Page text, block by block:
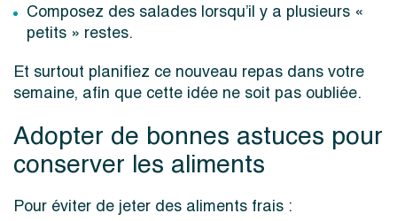
Composez des salades lorsqu’il y a plusieurs «
petits » restes.
Et surtout planifiez ce nouveau repas dans votre
semaine, afin que cette idée ne soit pas oubliée.
Adopter de bonnes astuces pour
conserver les aliments
Pour éviter de jeter des aliments frais :